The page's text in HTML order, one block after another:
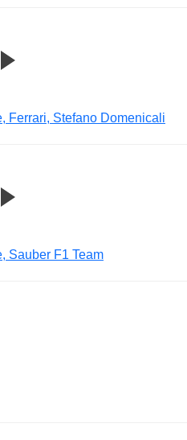
Ferrari, Stefano Domenicali
Sauber F1 Team